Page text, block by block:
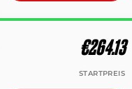
€264.13
STARTPREIS